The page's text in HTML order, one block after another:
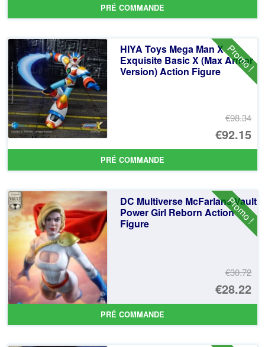
PRÉ COMMANDE
Promo !
HIYA Toys Mega Man X
Exquisite Basic X (Max Armor
Version) Action Figure
€98.34
Le
€92.15
Le
PRÉ COMMANDE
Promo !
DC Multiverse McFarlane Vault
Power Girl Reborn Action
Figure
€30.72
Le
€28.22
Le
PRÉ COMMANDE